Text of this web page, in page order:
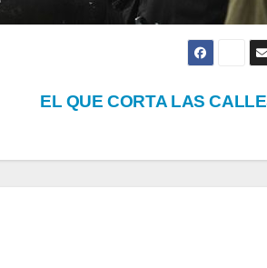
EL QUE CORTA LAS
CON
CARDOZO
COMO